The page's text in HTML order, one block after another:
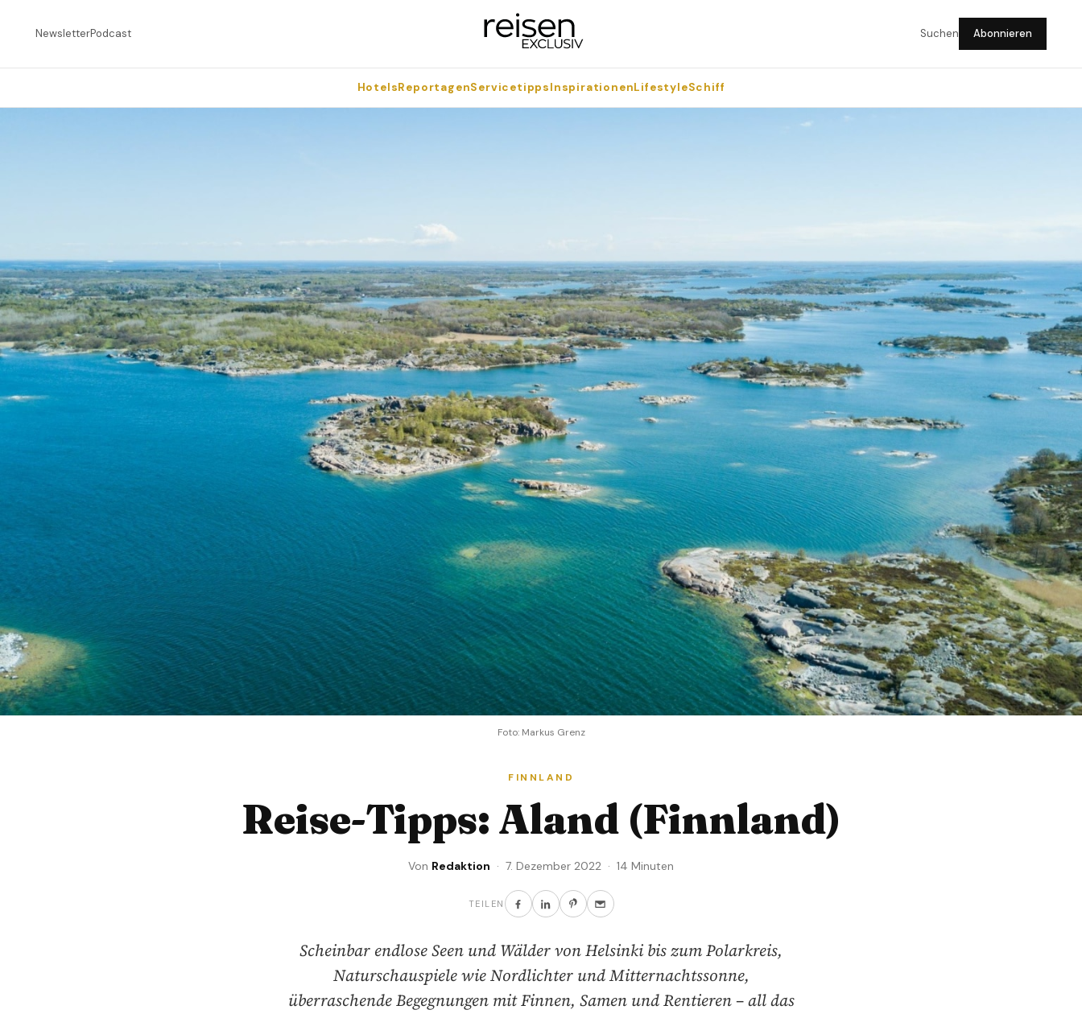
NewsletterPodcast Suchen Abonnieren
HotelsReportagenServicetippsInspirationenLifestyleSchiff
Foto: Markus Grenz
FINNLAND
Reise-Tipps: Aland (Finnland)
Von Redaktion · 7. Dezember 2022 · 14 Minuten
TEILEN
Scheinbar endlose Seen und Wälder von Helsinki bis zum Polarkreis,
Naturschauspiele wie Nordlichter und Mitternachtssonne,
überraschende Begegnungen mit Finnen, Samen und Rentieren – all das